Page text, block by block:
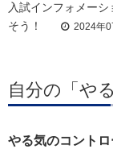
入試インフォメー
そう！
2024年
自分の「や
やる気のコントロ